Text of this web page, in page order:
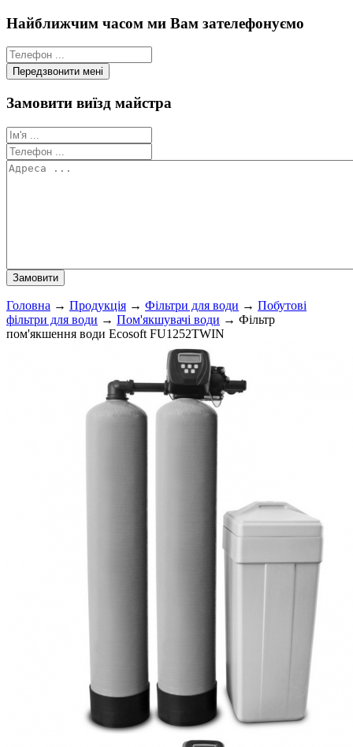
Найближчим часом ми Вам зателефонуємо
Замовити виїзд майстра
Головна → Продукція → Фільтри для води → Побутові
фільтри для води → Пом'якшувачі води → Фільтр
пом'якшення води Ecosoft FU1252TWIN